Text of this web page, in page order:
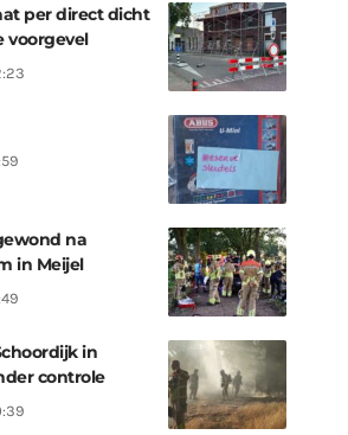
per direct dicht
voorgevel
na
in Meijel
in
controle